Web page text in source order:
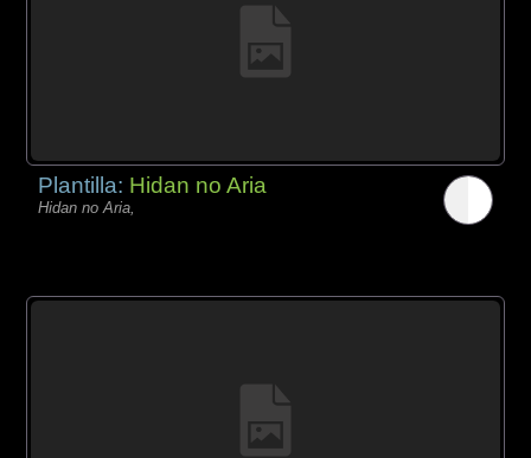
Plantilla: Hidan no Aria
Hidan no Aria,